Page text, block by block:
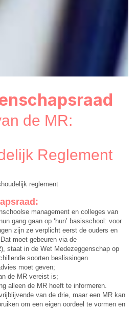
de MR:
Reglement
reglement
management en colleges van
gang gaan op ‘hun’ basisschool: voor
zijn ze verplicht eerst de ouders en
moet gebeuren via de
staat in de Wet Medezeggenschap op
soorten beslissingen
moet geven;
de MR vereist is;
alleen de MR hoeft te informeren.
van de drie, maar een MR kan
om een eigen oordeel te vormen en